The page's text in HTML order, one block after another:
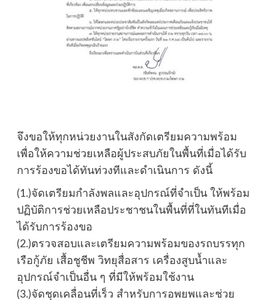
จึงขอให้ทุกหน่วยงานในสังกัดเตรียมความพร้อม
เพื่อให้ความช่วยเหลือผู้ประสบภัยในพื้นที่เมื่อได้รับ
การร้องขอได้ทันท่วงทีและดำเนินการ ดังนี้
(1.)จัดเตรียมกำลังพลและอุปกรณ์ที่จำเป็น ให้พร้อม
ปฏิบัติการช่วยเหลือประชาชนในพื้นที่ที่ในทันทีเมื่อ
ได้รับการร้องขอ
(2.)ตรวจสอบและเตรียมความพร้อมของรถบรรทุก
เรือกู้ภัย เสื้อชูชีพ วิทยุสื่อสาร เครื่องสูบน้ำและ
อุปกรณ์จำเป็นอื่น ๆ ที่มีให้พร้อมใช้งาน
(3.)จัดชุดเคลื่อนที่เร็ว สำหรับการอพยพและช่วย